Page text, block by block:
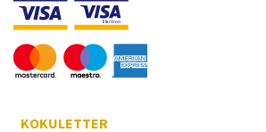
KOKULETTER